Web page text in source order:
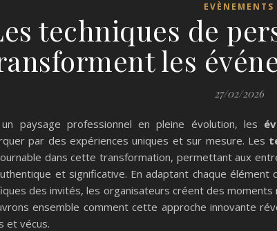
EVÈNEMENTS
techniques de
les
27/02/2026
paysage professionnel en pleine évolution, les
par des expériences uniques et sur mesure. Les
dans cette transformation, permettant aux
et significative. En adaptant chaque
des invités, les organisateurs créent des
ensemble comment cette approche innovante
et vécus.